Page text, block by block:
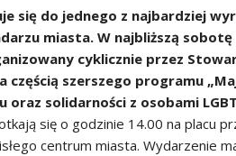
się do jednego z najbardziej
miasta. W najbliższą
cyklicznie przez
częścią szerszego programu
oraz solidarności z osobami
się o godzinie 14.00 na placu
centrum miasta. Wydarzenie